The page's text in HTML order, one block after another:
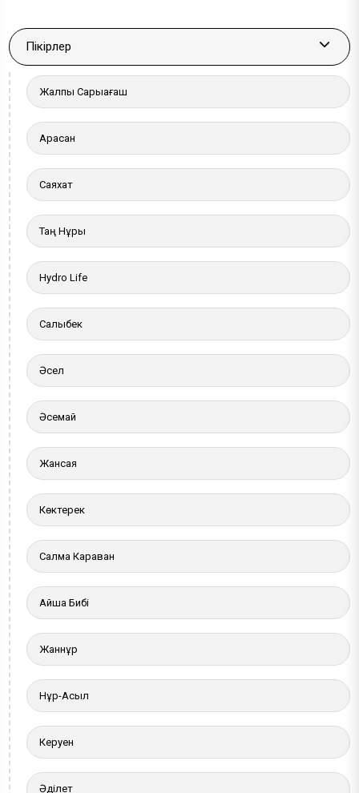
Пікірлер More
Жалпы Сарыағаш
Арасан
Саяхат
Таң Нұры
Hydro Life
Салыбек
Әсел
Әсемай
Жансая
Көктерек
Салма Караван
Айша Бибі
Жаннұр
Нұр-Асыл
Керуен
Әділет